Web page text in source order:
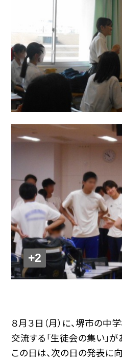
+2
８月３日（月）に、堺市の
交流する「生徒会の集い」が
この日は、次の日の発表に